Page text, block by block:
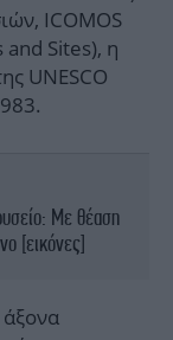
ICOMOS
Sites), η
UNESCO
Με θέαση
[εικόνες]